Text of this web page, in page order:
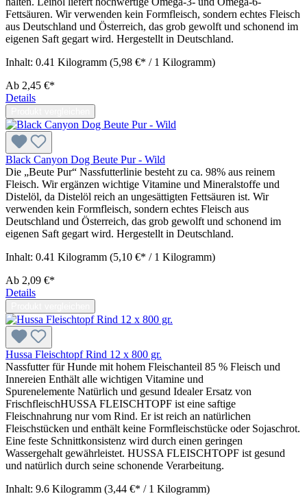
Fettsäuren. Wir verwenden kein Formfleisch, sondern echtes Fleisch
aus Deutschland und Österreich, das grob gewolft und schonend im
eigenen Saft gegart wird. Hergestellt in Deutschland.
Inhalt: 0.41 Kilogramm (5,98 €* / 1 Kilogramm)
Ab 2,45 €*
Details
Black Canyon Dog Beute Pur - Wild
Die „Beute Pur“ Nassfutterlinie besteht zu ca. 98% aus reinem
Fleisch. Wir ergänzen wichtige Vitamine und Mineralstoffe und
Distelöl, da Distelöl reich an ungesättigten Fettsäuren ist. Wir
verwenden kein Formfleisch, sondern echtes Fleisch aus
Deutschland und Österreich, das grob gewolft und schonend im
eigenen Saft gegart wird. Hergestellt in Deutschland.
Inhalt: 0.41 Kilogramm (5,10 €* / 1 Kilogramm)
Ab 2,09 €*
Details
Hussa Fleischtopf Rind 12 x 800 gr.
Nassfutter für Hunde mit hohem Fleischanteil 85 % Fleisch und
Innereien Enthält alle wichtigen Vitamine und
Spurenelemente Natürlich und gesund Idealer Ersatz von
FrischfleischHUSSA FLEISCHTOPF ist eine saftige
Fleischnahrung nur vom Rind. Er ist reich an natürlichen
Fleischstücken und enthält keine Formfleischstücke oder Sojaschrot.
Eine feste Schnittkonsistenz wird durch einen geringen
Wassergehalt gewährleistet. HUSSA FLEISCHTOPF ist gesund
und natürlich durch seine schonende Verarbeitung.
Inhalt: 9.6 Kilogramm (3,44 €* / 1 Kilogramm)